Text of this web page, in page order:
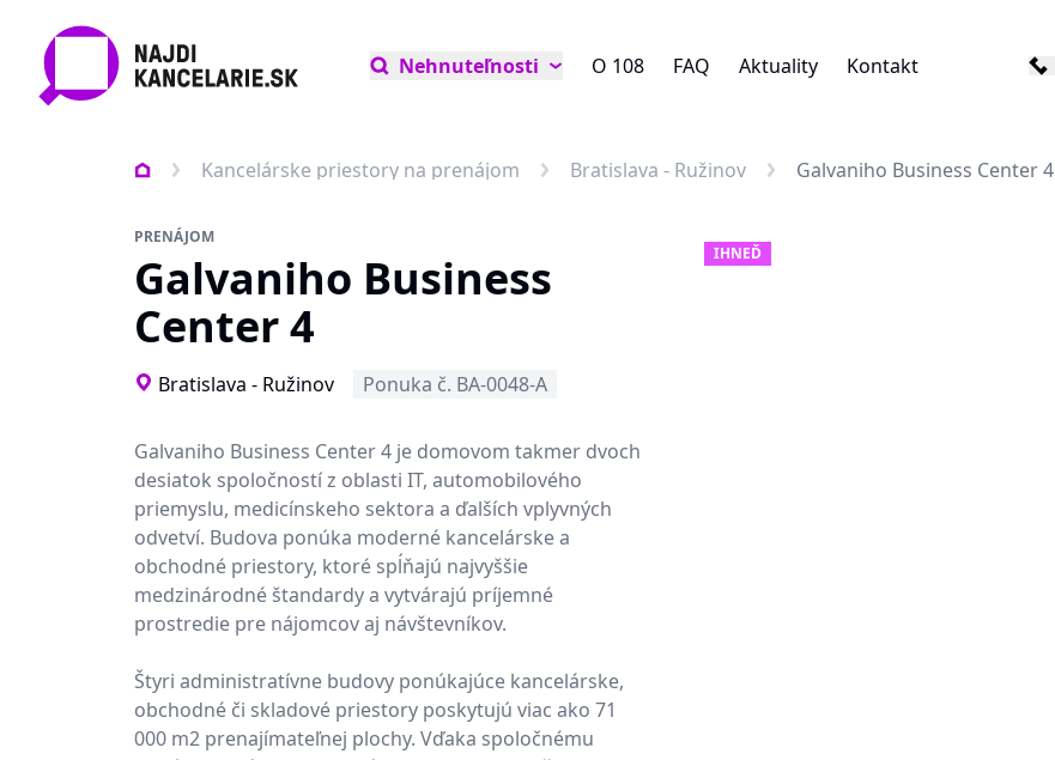
Nehnuteľnosti O 108 FAQ Aktuality Kontakt
Kancelárske priestory na prenájom Bratislava - Ružinov Galvaniho Business Center 4
PRENÁJOM
Galvaniho Business
Center 4
Bratislava - Ružinov Ponuka č. BA-0048-A
Galvaniho Business Center 4 je domovom takmer dvoch
desiatok spoločností z oblasti IT, automobilového
priemyslu, medicínskeho sektora a ďalších vplyvných
odvetví. Budova ponúka moderné kancelárske a
obchodné priestory, ktoré spĺňajú najvyššie
medzinárodné štandardy a vytvárajú príjemné
prostredie pre nájomcov aj návštevníkov.
Štyri administratívne budovy ponúkajúce kancelárske,
obchodné či skladové priestory poskytujú viac ako 71
000 m2 prenajímateľnej plochy. Vďaka spoločnému
IHNEĎ